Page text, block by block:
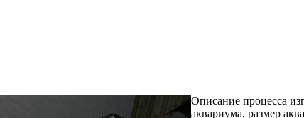
Описание процесса
аквариума, размер